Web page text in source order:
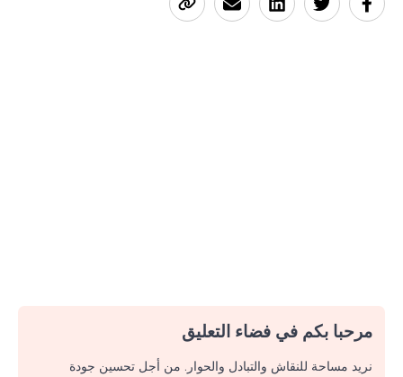
مرحبا بكم في فضاء التعليق
نريد مساحة للنقاش والتبادل والحوار. من أجل تحسين جودة